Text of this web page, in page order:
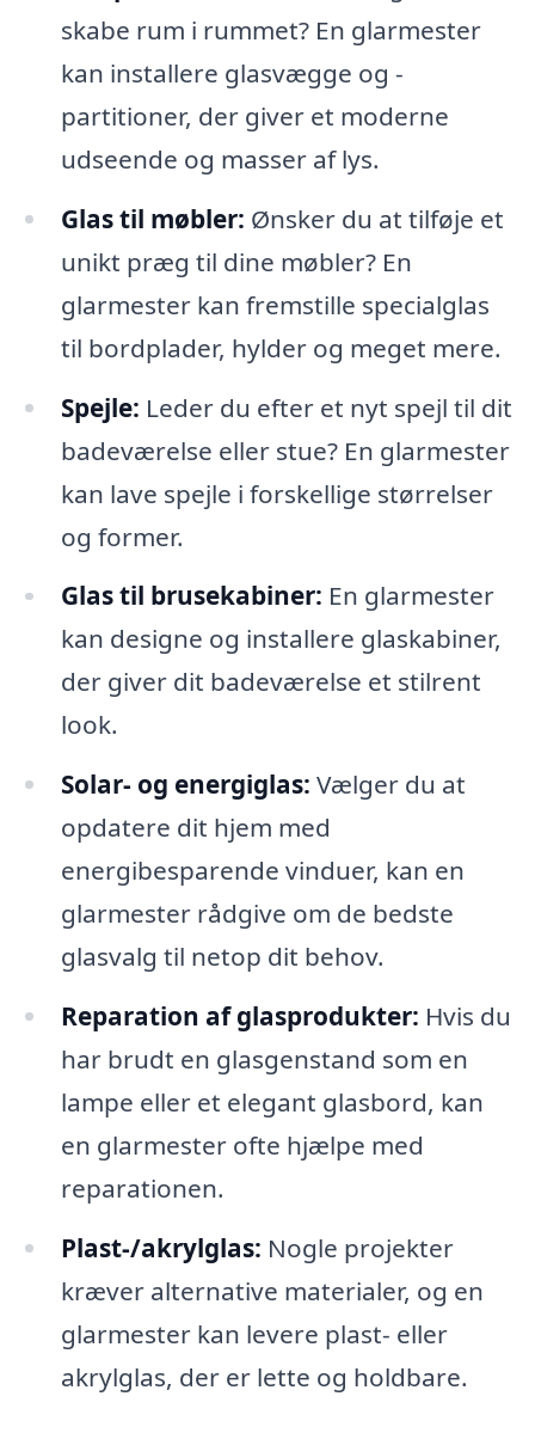
skabe rum i rummet? En glarmester
kan installere glasvægge og -
partitioner, der giver et moderne
udseende og masser af lys.
Glas til møbler: Ønsker du at tilføje et
unikt præg til dine møbler? En
glarmester kan fremstille specialglas
til bordplader, hylder og meget mere.
Spejle: Leder du efter et nyt spejl til dit
badeværelse eller stue? En glarmester
kan lave spejle i forskellige størrelser
og former.
Glas til brusekabiner: En glarmester
kan designe og installere glaskabiner,
der giver dit badeværelse et stilrent
look.
Solar- og energiglas: Vælger du at
opdatere dit hjem med
energibesparende vinduer, kan en
glarmester rådgive om de bedste
glasvalg til netop dit behov.
Reparation af glasprodukter: Hvis du
har brudt en glasgenstand som en
lampe eller et elegant glasbord, kan
en glarmester ofte hjælpe med
reparationen.
Plast-/akrylglas: Nogle projekter
kræver alternative materialer, og en
glarmester kan levere plast- eller
akrylglas, der er lette og holdbare.